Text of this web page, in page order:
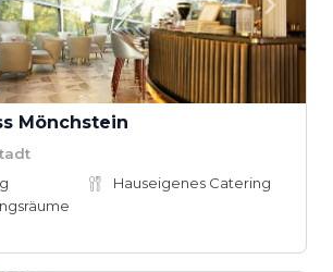
Mönchstein
Hauseigenes Catering